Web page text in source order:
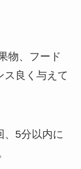
物、フード
ス良く与えて
、5分以内に